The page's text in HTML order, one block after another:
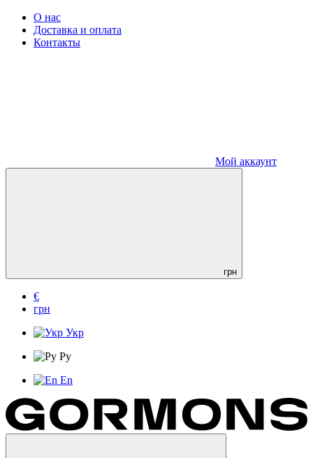
О нас
Доставка и оплата
Контакты
Мой аккаунт
грн
€
грн
Укр
Ру
En